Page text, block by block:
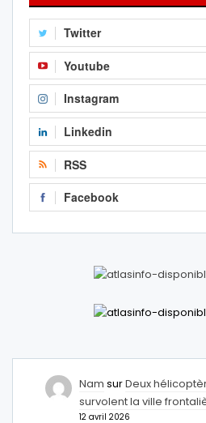
Twitter
Youtube
Instagram
Linkedin
RSS
Facebook
Nam surDeux
survolent la ville
12 avril 2026